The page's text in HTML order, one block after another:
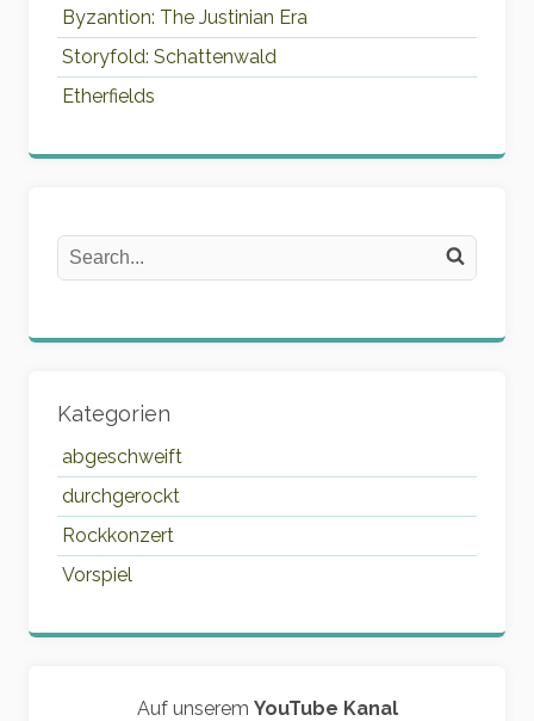
Byzantion: The Justinian Era
Storyfold: Schattenwald
Etherfields
Search on the website
Search
Kategorien
abgeschweift
durchgerockt
Rockkonzert
Vorspiel
Auf unserem YouTube Kanal